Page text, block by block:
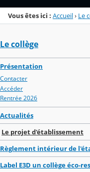
Vous êtes ici : Accueil› Le
Le collège
Présentation
Contacter
Accéder
Rentrée 2026
Actualités
Le projet d'établissement
Règlement intérieur de
Label E3D un collège éco-